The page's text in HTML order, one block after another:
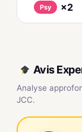
Psy ×2
Avis
Analyse
JCC.